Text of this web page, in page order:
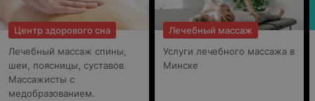
Центр здорового сна
Лечебный массаж спины,
шеи, поясницы, суставов.
Массажисты с
медобразованием.
Лечебный массаж
Услуги лечебного массажа в
Минске